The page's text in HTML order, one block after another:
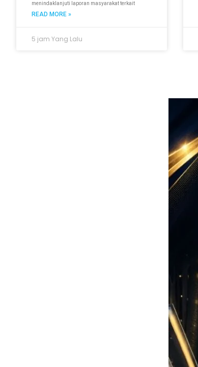
menindaklanjuti laporan masyarakat terkait
READ MORE »
5 jam Yang Lalu